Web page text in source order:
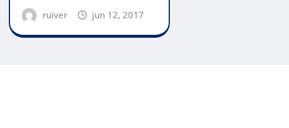
ruiver jun 12, 2017